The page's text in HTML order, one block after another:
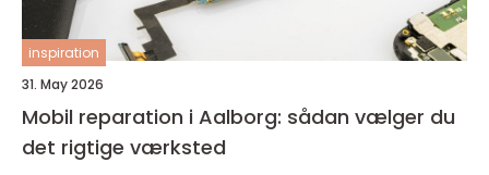
inspiration
31. May 2026
Mobil reparation i Aalborg: sådan vælger du
det rigtige værksted